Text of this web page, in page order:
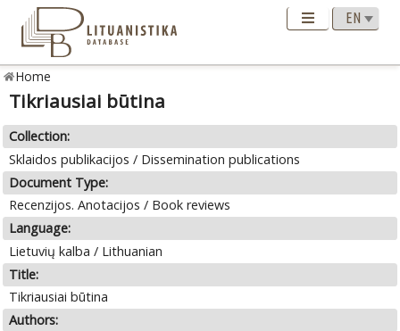
Home
Tikriausiai būtina
Collection:
Sklaidos publikacijos / Dissemination publications
Document Type:
Recenzijos. Anotacijos / Book reviews
Language:
Lietuvių kalba / Lithuanian
Title:
Tikriausiai būtina
Authors: